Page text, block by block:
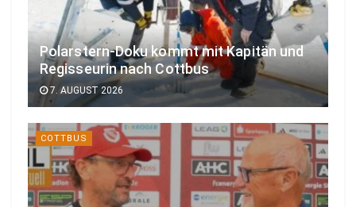
Polarstern-Doku kommt mit Kapitän und
Regisseurin nach Cottbus
7. AUGUST 2026
COTTBUS